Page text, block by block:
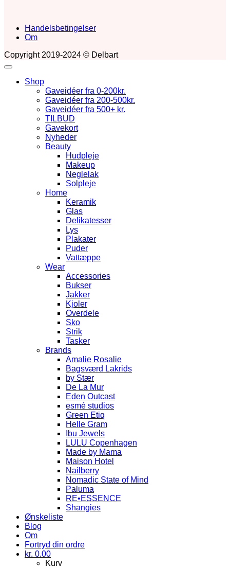
Handelsbetingelser
Om
Copyright 2019-2024 © Delbart
Shop
Gaveidéer fra 0-200kr.
Gaveidéer fra 200-500kr.
Gaveidéer fra 500+ kr.
TILBUD
Gavekort
Nyheder
Beauty
Hudpleje
Makeup
Neglelak
Solpleje
Home
Keramik
Glas
Delikatesser
Lys
Plakater
Puder
Vattæppe
Wear
Accessories
Bukser
Jakker
Kjoler
Overdele
Sko
Strik
Tasker
Brands
Amalie Rosalie
Bagsværd Lakrids
by Stær
De La Mur
Eden Outcast
esmé studios
Green Etiq
Helle Gram
Ibu Jewels
LULU Copenhagen
Made by Mama
Maison Hotel
Nailberry
Nomadic State of Mind
Paluma
RE•ESSENCE
Shangies
Ønskeliste
Blog
Om
Fortryd din ordre
kr. 0.00
Kurv